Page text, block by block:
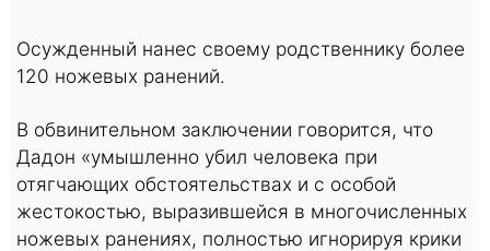
Осужденный нанес своему родственнику более
120 ножевых ранений.
В обвинительном заключении говорится, что
Дадон «умышленно убил человека при
отягчающих обстоятельствах и с особой
жестокостью, выразившейся в многочисленных
ножевых ранениях, полностью игнорируя крики